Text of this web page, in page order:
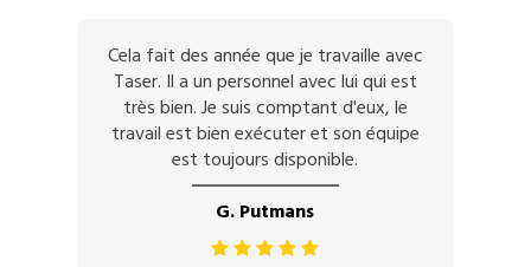
Cela fait des année que je travaille avec
Taser. Il a un personnel avec lui qui est
très bien. Je suis comptant d'eux, le
travail est bien exécuter et son équipe
est toujours disponible.
G. Putmans